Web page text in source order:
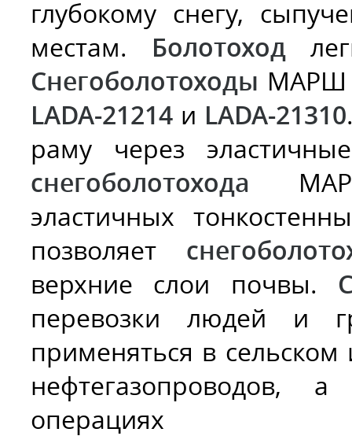
глубокому снегу,
местам. Болотоход
Снегоболотоходы МАРШ
LADA-21214 и LADA-21310
раму через
снегоболотохода МАРШ
эластичных
позволяет
верхние слои почвы.
перевозки людей и
применяться в
нефтегазопроводов,
операциях